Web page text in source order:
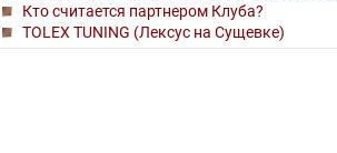
Кто считается партнером Клуба?
TOLEX TUNING (Лексус на Сущевке)